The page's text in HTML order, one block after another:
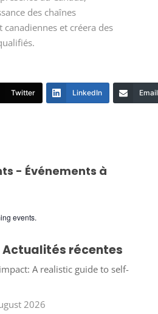
des chaînes
canadiennes et créera des
Twitter LinkedIn Email
- Événements à
events.
Actualités récentes
A realistic guide to self-
2026